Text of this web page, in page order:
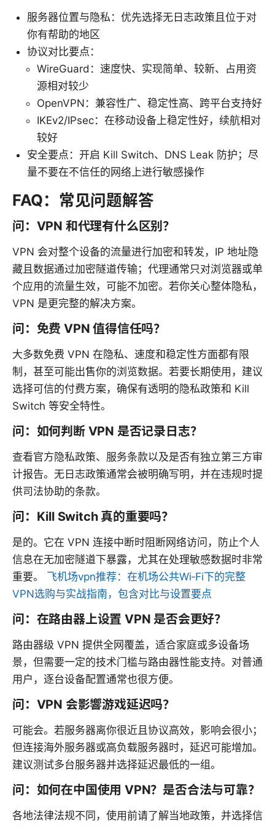
服务器位置与隐私：优先选择无日志政策且位于对
你有帮助的地区
协议对比要点：
WireGuard：速度快、实现简单、较新、占用资
源相对较少
OpenVPN：兼容性广、稳定性高、跨平台支持好
IKEv2/IPsec：在移动设备上稳定性好，续航相对
较好
安全要点：开启 Kill Switch、DNS Leak 防护；尽
量不要在不信任的网络上进行敏感操作
FAQ：常见问题解答
问：VPN 和代理有什么区别？
VPN 会对整个设备的流量进行加密和转发，IP 地址隐
藏且数据通过加密隧道传输；代理通常只对浏览器或单
个应用的流量生效，可能不加密。若你关心整体隐私，
VPN 是更完整的解决方案。
问：免费 VPN 值得信任吗？
大多数免费 VPN 在隐私、速度和稳定性方面都有限
制，甚至可能出售你的浏览数据。若要长期使用，建议
选择可信的付费方案，确保有透明的隐私政策和 Kill
Switch 等安全特性。
问：如何判断 VPN 是否记录日志？
查看官方隐私政策、服务条款以及是否有独立第三方审
计报告。无日志政策通常会被明确写明，并在违规时提
供司法协助的条款。
问：Kill Switch 真的重要吗？
是的。它在 VPN 连接中断时阻断网络访问，防止个人
信息在无加密隧道下暴露，尤其在处理敏感数据时非常
重要。 飞机场vpn推荐：在机场公共Wi‑Fi下的完整
VPN选购与实战指南，包含对比与设置要点
问：在路由器上设置 VPN 是否会更好？
路由器级 VPN 提供全网覆盖，适合家庭或多设备场
景，但需要一定的技术门槛与路由器性能支持。对普通
用户，逐台设备配置通常也很方便。
问：VPN 会影響游戏延迟吗？
可能会。若服务器离你很近且协议高效，影响会很小；
但连接海外服务器或高负载服务器时，延迟可能增加。
建议测试多台服务器并选择延迟最低的一组。
问：如何在中国使用 VPN？是否合法与可靠？
各地法律法规不同，使用前请了解当地政策，并选择信